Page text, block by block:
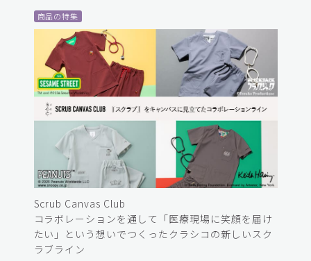
商品の特集
Scrub Canvas Club
コラボレーションを通して「医療現場に笑顔を届け
たい」という想いでつくったクラシコの新しいスク
ラブライン